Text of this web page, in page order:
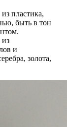
пластика,
быть в тон
из
и
золота,